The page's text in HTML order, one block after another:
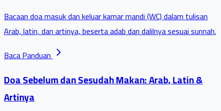
Bacaan doa masuk dan keluar kamar mandi (WC) dalam tulisan
Arab, latin, dan artinya, beserta adab dan dalilnya sesuai sunnah.
Baca Panduan
Doa Sebelum dan Sesudah Makan: Arab, Latin &
Artinya